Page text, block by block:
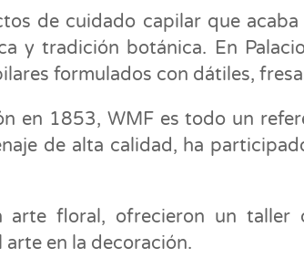
de cuidado capilar que acaba
y tradición botánica. En
formulados con dátiles,
en 1853, WMF es todo un
de alta calidad, ha
arte floral, ofrecieron un taller
en la decoración.